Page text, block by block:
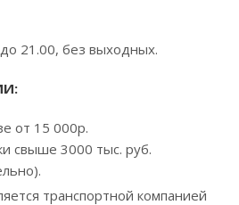
21.00, без выходных.
от 15 000р.
свыше 3000 тыс. руб.
транспортной компанией